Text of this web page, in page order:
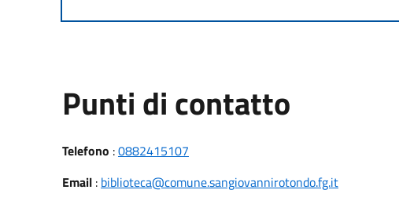
Punti di contatto
Telefono :0882415107
Email: biblioteca@comune.sangiovannirotondo.fg.it